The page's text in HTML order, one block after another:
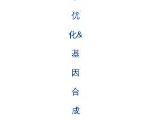
优
化&
基
因
合
成